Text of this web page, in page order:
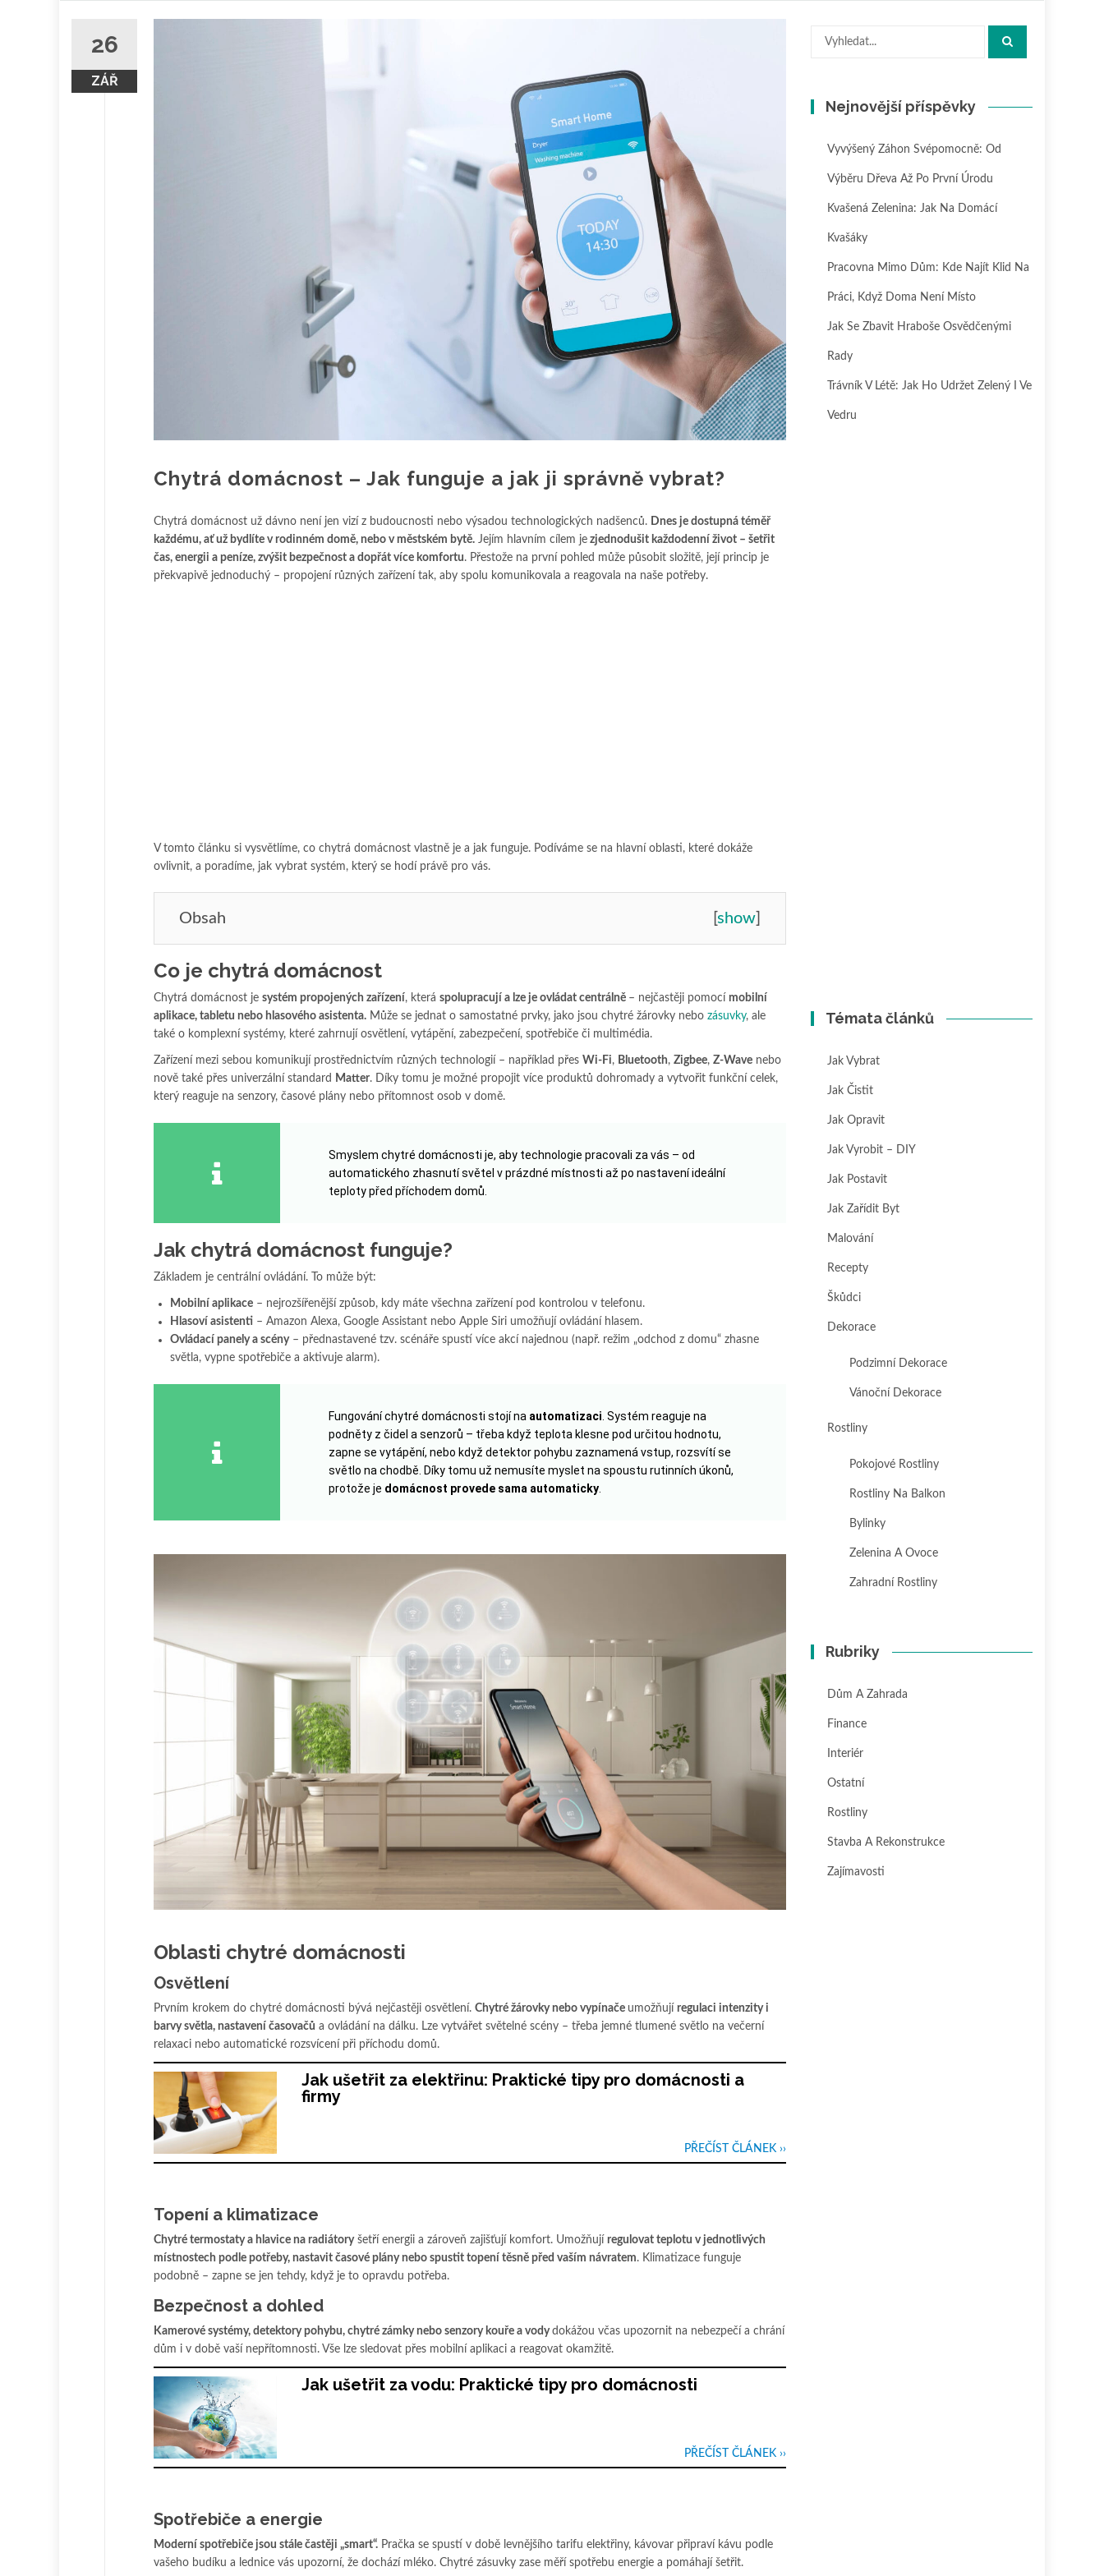
26
ZÁŘ
Chytrá domácnost – Jak funguje a jak ji správně vybrat?
Chytrá domácnost už dávno není jen vizí z budoucnosti nebo výsadou technologických nadšenců. Dnes je dostupná téměř
každému, ať už bydlíte v rodinném domě, nebo v městském bytě. Jejím hlavním cílem je zjednodušit každodenní život – šetřit
čas, energii a peníze, zvýšit bezpečnost a dopřát více komfortu. Přestože na první pohled může působit složitě, její princip je
překvapivě jednoduchý – propojení různých zařízení tak, aby spolu komunikovala a reagovala na naše potřeby.
V tomto článku si vysvětlíme, co chytrá domácnost vlastně je a jak funguje. Podíváme se na hlavní oblasti, které dokáže
ovlivnit, a poradíme, jak vybrat systém, který se hodí právě pro vás.
Obsah show
Co je chytrá domácnost
Chytrá domácnost je systém propojených zařízení, která spolupracují a lze je ovládat centrálně – nejčastěji pomocí mobilní
aplikace, tabletu nebo hlasového asistenta. Může se jednat o samostatné prvky, jako jsou chytré žárovky nebo zásuvky, ale
také o komplexní systémy, které zahrnují osvětlení, vytápění, zabezpečení, spotřebiče či multimédia.
Zařízení mezi sebou komunikují prostřednictvím různých technologií – například přes Wi-Fi, Bluetooth, Zigbee, Z-Wave nebo
nově také přes univerzální standard Matter. Díky tomu je možné propojit více produktů dohromady a vytvořit funkční celek,
který reaguje na senzory, časové plány nebo přítomnost osob v domě.
Smyslem chytré domácnosti je, aby technologie pracovali za vás – od
automatického zhasnutí světel v prázdné místnosti až po nastavení ideální
teploty před příchodem domů.
Jak chytrá domácnost funguje?
Základem je centrální ovládání. To může být:
Mobilní aplikace – nejrozšířenější způsob, kdy máte všechna zařízení pod kontrolou v telefonu.
Hlasoví asistenti – Amazon Alexa, Google Assistant nebo Apple Siri umožňují ovládání hlasem.
Ovládací panely a scény– přednastavené tzv. scénáře spustí více akcí najednou (např. režim „odchod z domu“ zhasne
světla, vypne spotřebiče a aktivuje alarm).
Fungování chytré domácnosti stojí na automatizaci. Systém reaguje na
podněty z čidel a senzorů – třeba když teplota klesne pod určitou hodnotu,
zapne se vytápění, nebo když detektor pohybu zaznamená vstup, rozsvítí se
světlo na chodbě. Díky tomu už nemusíte myslet na spoustu rutinních úkonů,
protože je domácnost provede sama automaticky.
Oblasti chytré domácnosti
Osvětlení
Prvním krokem do chytré domácnosti bývá nejčastěji osvětlení. Chytré žárovky nebo vypínače umožňují regulaci intenzity i
barvy světla, nastavení časovačů a ovládání na dálku. Lze vytvářet světelné scény – třeba jemné tlumené světlo na večerní
relaxaci nebo automatické rozsvícení při příchodu domů.
Jak ušetřit za elektřinu: Praktické tipy pro domácnosti a
firmy
PŘEČÍST ČLÁNEK ››
Topení a klimatizace
Chytré termostaty a hlavice na radiátoryšetří energii a zároveň zajišťují komfort. Umožňují regulovat teplotu v jednotlivých
místnostech podle potřeby, nastavit časové plány nebo spustit topení těsně před vaším návratem. Klimatizace funguje
podobně – zapne se jen tehdy, když je to opravdu potřeba.
Bezpečnost a dohled
Kamerové systémy, detektory pohybu, chytré zámky nebo senzory kouře a vodydokážou včas upozornit na nebezpečí a chrání
dům i v době vaší nepřítomnosti. Vše lze sledovat přes mobilní aplikaci a reagovat okamžitě.
Jak ušetřit za vodu: Praktické tipy pro domácnosti
PŘEČÍST ČLÁNEK ››
Spotřebiče a energie
Moderní spotřebiče jsou stále častěji „smart“. Pračka se spustí v době levnějšího tarifu elektřiny, kávovar připraví kávu podle
vašeho budíku a lednice vás upozorní, že dochází mléko. Chytré zásuvky zase měří spotřebu energie a pomáhají šetřit.
Hledat:
Nejnovější příspěvky
Vyvýšený Záhon Svépomocně: Od
Výběru Dřeva Až Po První Úrodu
Kvašená Zelenina: Jak Na Domácí
Kvašáky
Pracovna Mimo Dům: Kde Najít Klid Na
Práci, Když Doma Není Místo
Jak Se Zbavit Hraboše Osvědčenými
Rady
Trávník V Létě: Jak Ho Udržet Zelený I Ve
Vedru
Témata článků
Jak Vybrat
Jak Čistit
Jak Opravit
Jak Vyrobit – DIY
Jak Postavit
Jak Zařídit Byt
Malování
Recepty
Škůdci
Dekorace
Podzimní Dekorace
Vánoční Dekorace
Rostliny
Pokojové Rostliny
Rostliny Na Balkon
Bylinky
Zelenina A Ovoce
Zahradní Rostliny
Rubriky
Dům A Zahrada
Finance
Interiér
Ostatní
Rostliny
Stavba A Rekonstrukce
Zajímavosti